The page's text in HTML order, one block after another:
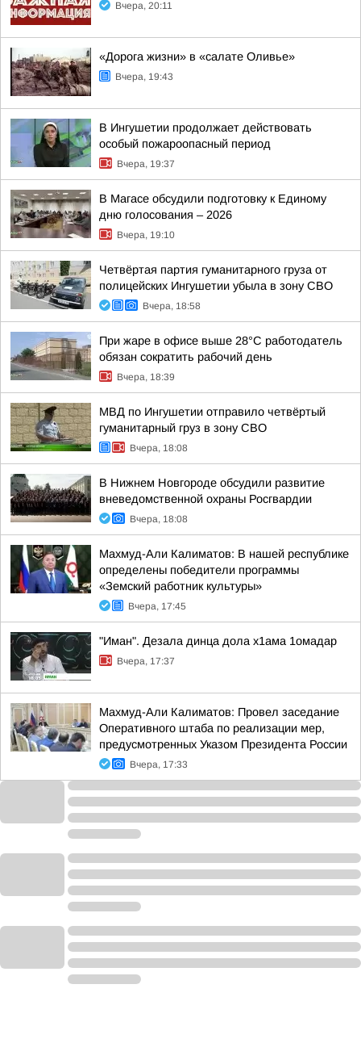
Вчера, 20:11
«Дорога жизни» в «салате Оливье»
Вчера, 19:43
В Ингушетии продолжает действовать
особый пожароопасный период
Вчера, 19:37
В Магасе обсудили подготовку к Единому
дню голосования – 2026
Вчера, 19:10
Четвёртая партия гуманитарного груза от
полицейских Ингушетии убыла в зону СВО
Вчера, 18:58
При жаре в офисе выше 28°C работодатель
обязан сократить рабочий день
Вчера, 18:39
МВД по Ингушетии отправило четвёртый
гуманитарный груз в зону СВО
Вчера, 18:08
В Нижнем Новгороде обсудили развитие
вневедомственной охраны Росгвардии
Вчера, 18:08
Махмуд-Али Калиматов: В нашей республике
определены победители программы
«Земский работник культуры»
Вчера, 17:45
"Иман". Дезала динца дола х1ама 1омадар
Вчера, 17:37
Махмуд-Али Калиматов: Провел заседание
Оперативного штаба по реализации мер,
предусмотренных Указом Президента России
Вчера, 17:33